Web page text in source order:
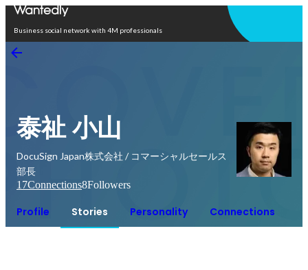
Business social network with 4M professionals
泰祉 小山
DocuSign Japan株式会社 / コマーシャルセールス
部長
17Connections8Followers
Profile Stories Personality Connections